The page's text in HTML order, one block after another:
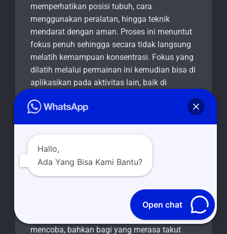
memperhatikan posisi tubuh, cara
menggunakan peralatan, hingga teknik
mendarat dengan aman. Proses ini menuntut
fokus penuh sehingga secara tidak langsung
melatih kemampuan konsentrasi. Fokus yang
dilatih melalui permainan ini kemudian bisa di
aplikasikan pada aktivitas lain, baik di
sehari-hari. Dengan begitu, flying fox bukan
pembelajaran yang efektif.
Manfaat lain dari flying fox dalam kegiatan
outdoor adalah mendorong kerja sama dan
kebersamaan. Dalam sebuah event, flying fox
biasanya di ikuti oleh banyak peserta yang
saling mendukung dan memberikan
semangat. Mereka saling memotivasi untuk
mencoba, bahkan bagi yang merasa takut
Hallo,
Ada Yang Bisa Kami Bantu?
Open chat